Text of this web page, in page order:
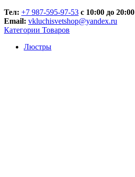
Тел: +7 987-595-97-53 с 10:00 до 20:00
Email: vkluchisvetshop@yandex.ru
Категории Товаров
Люстры